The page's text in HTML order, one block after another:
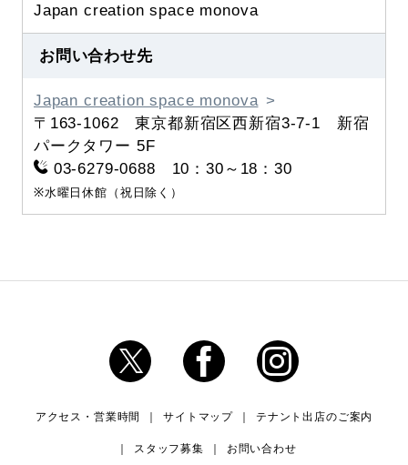
Japan creation space monova
お問い合わせ先
Japan creation space monova
〒163-1062 東京都新宿区西新宿3-7-1 新宿
パークタワー 5F
03-6279-0688 10：30～18：30
※水曜日休館（祝日除く）
アクセス・営業時間 サイトマップ テナント出店のご案内
スタッフ募集 お問い合わせ